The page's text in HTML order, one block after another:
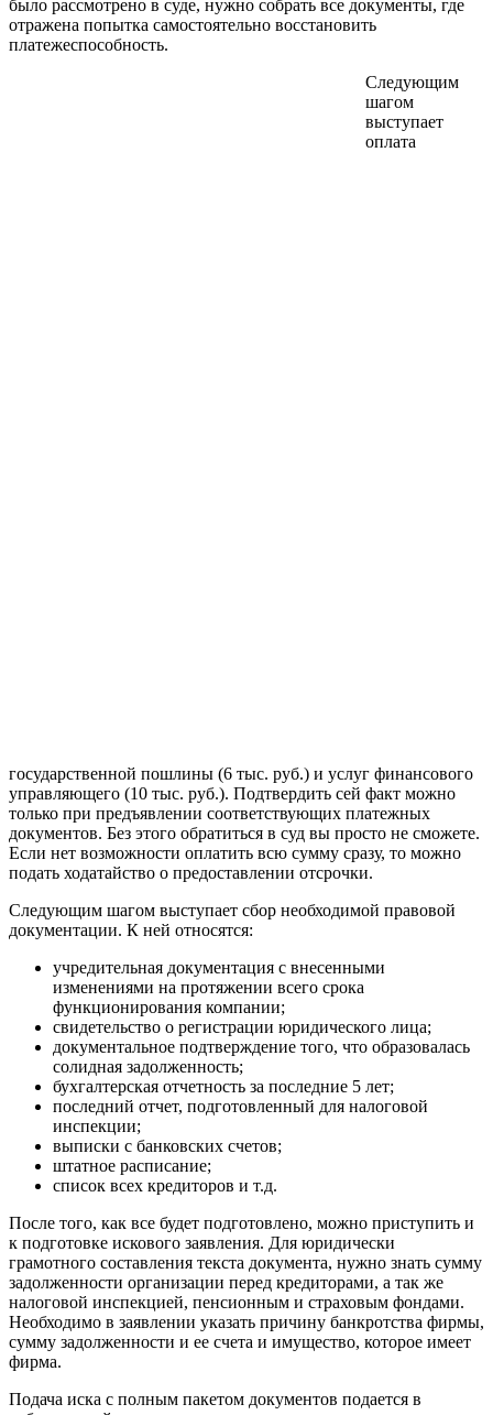
было рассмотрено в суде, нужно собрать все документы, где
отражена попытка самостоятельно восстановить
платежеспособность.
Следующим
шагом
выступает
оплата
государственной пошлины (6 тыс. руб.) и услуг финансового
управляющего (10 тыс. руб.). Подтвердить сей факт можно
только при предъявлении соответствующих платежных
документов. Без этого обратиться в суд вы просто не сможете.
Если нет возможности оплатить всю сумму сразу, то можно
подать ходатайство о предоставлении отсрочки.
Следующим шагом выступает сбор необходимой правовой
документации. К ней относятся:
учредительная документация с внесенными
изменениями на протяжении всего срока
функционирования компании;
свидетельство о регистрации юридического лица;
документальное подтверждение того, что образовалась
солидная задолженность;
бухгалтерская отчетность за последние 5 лет;
последний отчет, подготовленный для налоговой
инспекции;
выписки с банковских счетов;
штатное расписание;
список всех кредиторов и т.д.
После того, как все будет подготовлено, можно приступить и
к подготовке искового заявления. Для юридически
грамотного составления текста документа, нужно знать сумму
задолженности организации перед кредиторами, а так же
налоговой инспекцией, пенсионным и страховым фондами.
Необходимо в заявлении указать причину банкротства фирмы,
сумму задолженности и ее счета и имущество, которое имеет
фирма.
Подача иска с полным пакетом документов подается в